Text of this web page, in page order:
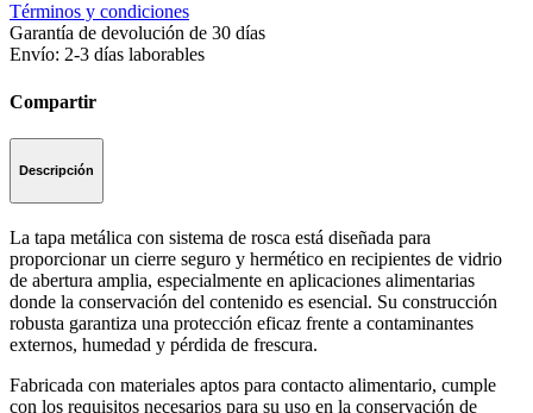
Términos y condiciones
Garantía de devolución de 30 días
Envío: 2-3 días laborables
Compartir
Descripción
La tapa metálica con sistema de rosca está diseñada para
proporcionar un cierre seguro y hermético en recipientes de vidrio
de abertura amplia, especialmente en aplicaciones alimentarias
donde la conservación del contenido es esencial. Su construcción
robusta garantiza una protección eficaz frente a contaminantes
externos, humedad y pérdida de frescura.
Fabricada con materiales aptos para contacto alimentario, cumple
con los requisitos necesarios para su uso en la conservación de